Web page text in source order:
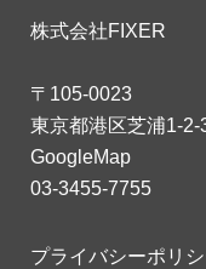
株式会社FIXER
〒105-0023
東京都港区芝浦1-
GoogleMap
03-3455-7755
プライバシーポリ